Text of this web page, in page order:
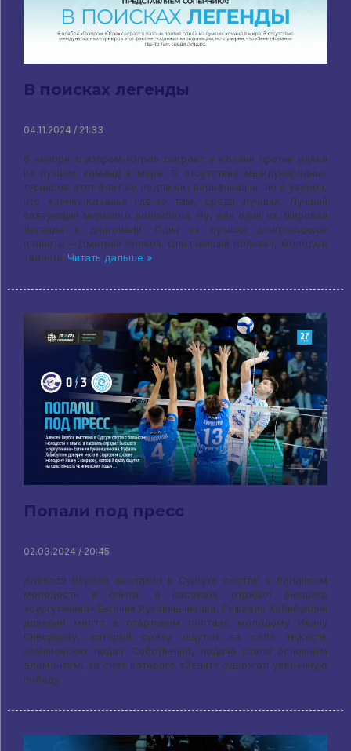
В поисках легенды
04.11.2024 / 21:33
6 ноября «Газпром-Югра» сыграет в Казани против одной
из лучших команд в мире. В отсутствие международных
турниров этот факт не подлежит верификации, но я уверен,
что «Зенит-Казань» где-то там, среди лучших. Лучший
связующий мирового волейбола. Ну, или один из. Мировая
легенда в диагонали. Один из лучших доигровщиков
планеты – Дмитрий Волков. Опытнейший Вольвич, молодые
таланты Читать дальше »
Попали под пресс
02.03.2024 / 20:45
Алексей Вербов выставил в Сургуте состав с балансом
молодости и опыта, а пасовать отрядил бывшего
«сургутянина» Евгения Рукавишникова. Рафаэль Хабибуллин
доверил место в стартовом составе молодому Ивану
Скворцову, который сразу ощутил на себе тяжесть
чемпионских подач. Собственно, подача стала основным
элементом, за счет которого «Зенит» одержал уверенную
победу.